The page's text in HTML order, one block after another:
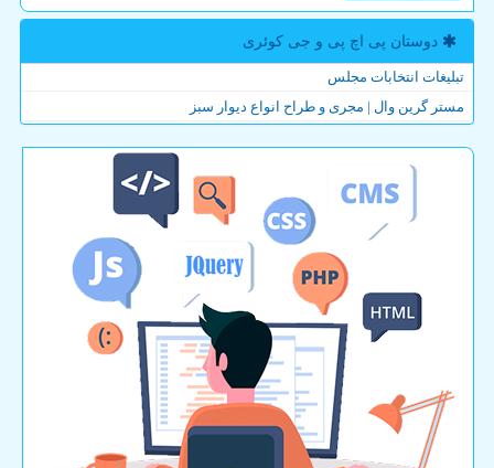
دوستان پی اچ پی و جی كوئری
تبلیغات انتخابات مجلس
مستر گرین وال | مجری و طراح انواع دیوار سبز